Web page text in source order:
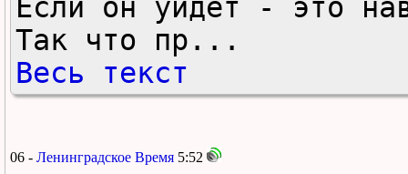
Если он уйдет - это
Так что пр...
Весь текст
06 - Ленинградское Время 5:52